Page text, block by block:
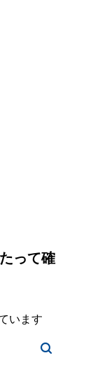
って確
います